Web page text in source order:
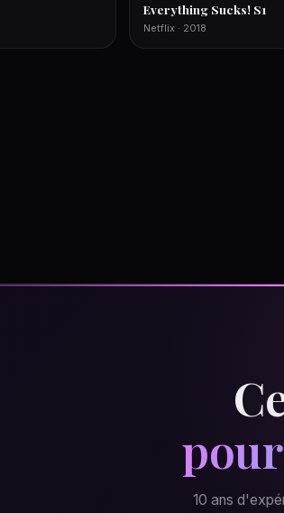
Everything Sucks! S1
Netflix · 2018
10 ans